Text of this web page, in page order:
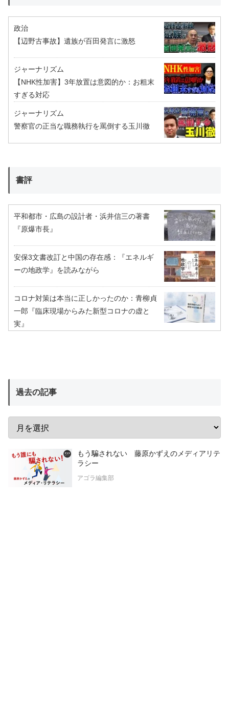
政治
【辺野古事故】遺族が百田発言に激怒
ジャーナリズム
【NHK性加害】3年放置は意図的か：お粗末
すぎる対応
ジャーナリズム
警察官の正当な職務執行を罵倒する玉川徹
書評
平和都市・広島の設計者・浜井信三の著書
『原爆市長』
安保3文書改訂と中国の存在感：『エネルギ
ーの地政学』を読みながら
コロナ対策は本当に正しかったのか：青柳貞
一郎『臨床現場からみた新型コロナの虚と
実』
過去の記事
もう騙されない 藤原かずえのメディアリテ
ラシー
アゴラ編集部